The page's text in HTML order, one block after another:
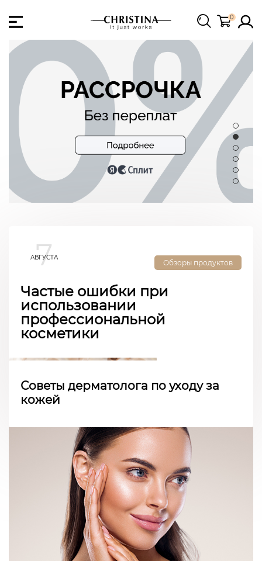
0
7
АВГУСТА
Обзоры продуктов
Частые ошибки при
использовании
профессиональной
косметики
Советы дерматолога по уходу за
кожей